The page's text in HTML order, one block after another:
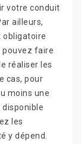
votre conduit
ailleurs,
obligatoire
pouvez faire
réaliser les
cas, pour
moins une
les
y dépend.